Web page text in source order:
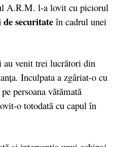
A.R.M. l-a lovit cu piciorul
securitate în cadrul unei
venit trei lucrători din
Inculpata a zgâriat-o cu
persoana vătămată
o totodată cu capul în